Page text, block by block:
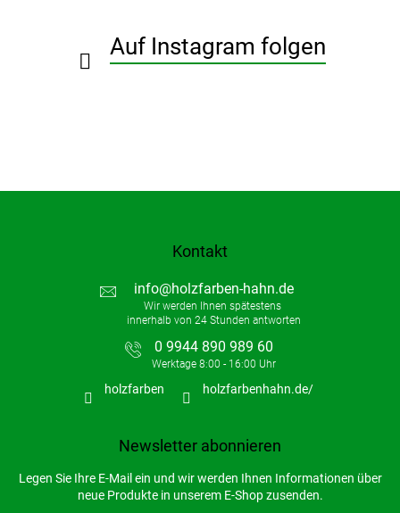
Auf Instagram folgen
Kontakt
info@holzfarben-hahn.de
0 9944 890 989 60
holzfarben holzfarbenhahn.de/
Newsletter abonnieren
Legen Sie Ihre E-Mail ein und wir werden Ihnen Informationen über
neue Produkte in unserem E-Shop zusenden.